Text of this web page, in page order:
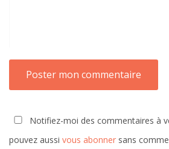
Notifiez-moi des commentaires à
pouvez aussi vous abonner sans